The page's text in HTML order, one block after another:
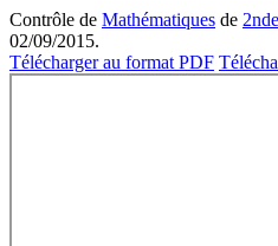
Contrôle de Mathématiques de 2nde
02/09/2015.
Télécharger au format PDF